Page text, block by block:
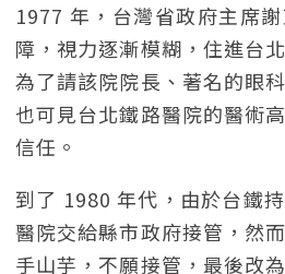
1977 年，台灣省政府主席
障，視力逐漸模糊，住進台
為了請該院院長、著名的眼
也可見台北鐵路醫院的醫術
信任。
到了 1980 年代，由於台鐵
醫院交給縣市政府接管，然
手山芋，不願接管，最後改